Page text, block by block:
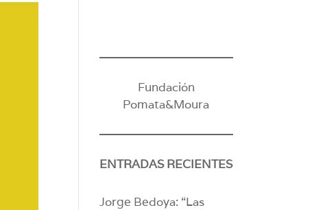
Fundación
Pomata&Moura
ENTRADAS RECIENTES
Jorge Bedoya: “Las